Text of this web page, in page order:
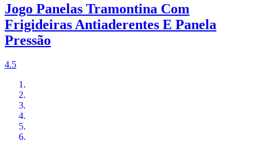
Jogo Panelas Tramontina Com
Frigideiras Antiaderentes E Panela
Pressão
4.5